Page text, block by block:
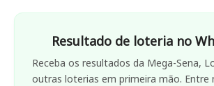
Resultado de loteria no
Receba os resultados da Mega-Sena,
outras loterias em primeira mão. Entre